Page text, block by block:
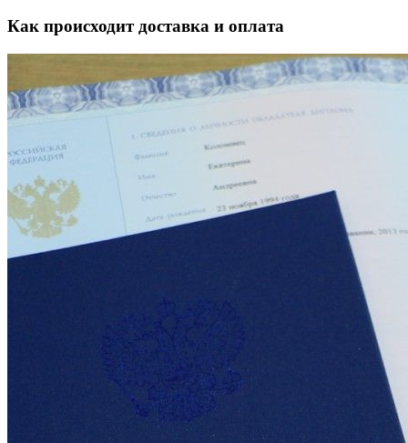
Как происходит доставка и оплата